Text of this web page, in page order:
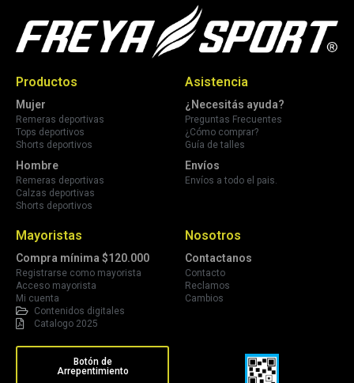
Productos
Mujer
Remeras deportivas
Tops deportivos
Shorts deportivos
Hombre
Remeras deportivas
Calzas deportivas
Shorts deportivos
Asistencia
¿Necesitás ayuda?
Preguntas Frecuentes
¿Cómo comprar?
Guía de talles
Envíos
Envíos a todo el pais.
Mayoristas
Compra mínima $120.000
Registrarse como mayorista
Acceso mayorista
Mi cuenta
Contenidos digitales
Catalogo 2025
Botón de
Arrepentimiento
Nosotros
Contactanos
Contacto
Reclamos
Cambios